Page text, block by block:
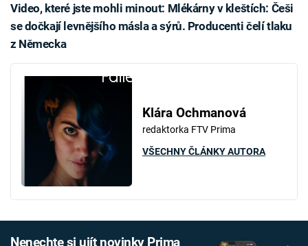
Video, které jste mohli minout: Mlékárny v kleštích: Češi
se dočkají levnějšího másla a sýrů. Producenti čelí tlaku
z Německa
Failed to fetch
Klára Ochmanová
redaktorka FTV Prima
VŠECHNY ČLÁNKY AUTORA
Nenechte si ujít novinky Prima